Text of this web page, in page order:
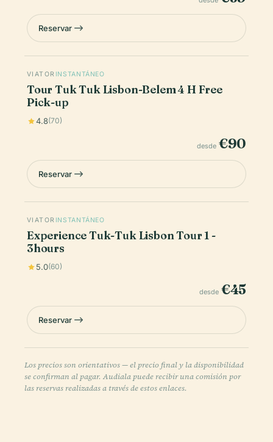
Reservar
VIATOR INSTANTÁNEO
Tour Tuk Tuk Lisbon-Belem 4 H Free
Pick-up
4.8(70)
desde €90
Reservar
VIATOR INSTANTÁNEO
Experience Tuk-Tuk Lisbon Tour 1 -
3hours
5.0(60)
desde €45
Reservar
Los precios son orientativos — el precio final y la disponibilidad
se confirman al pagar. Audiala puede recibir una comisión por
las reservas realizadas a través de estos enlaces.